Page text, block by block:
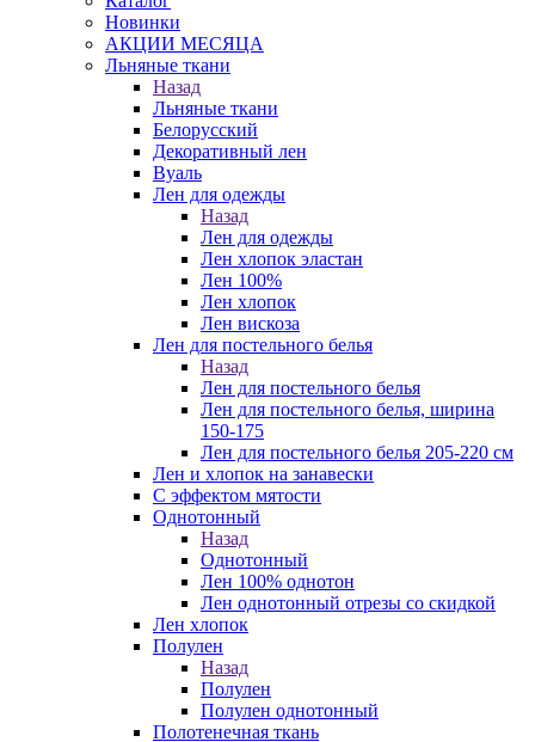
Новинки
АКЦИИ МЕСЯЦА
Льняные ткани
Назад
Льняные ткани
Белорусский
Декоративный лен
Вуаль
Лен для одежды
Назад
Лен для одежды
Лен хлопок эластан
Лен 100%
Лен хлопок
Лен вискоза
Лен для постельного белья
Назад
Лен для постельного белья
Лен для постельного белья, ширина
150-175
Лен для постельного белья 205-220 см
Лен и хлопок на занавески
С эффектом мятости
Однотонный
Назад
Однотонный
Лен 100% однотон
Лен однотонный отрезы со скидкой
Лен хлопок
Полулен
Назад
Полулен
Полулен однотонный
Полотенечная ткань